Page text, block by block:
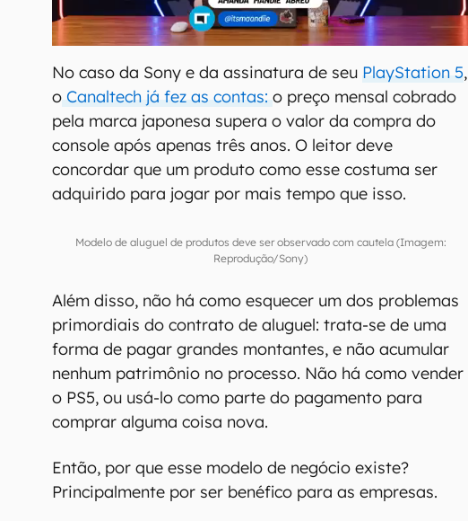
No caso da Sony e da assinatura de seu PlayStation 5,
o Canaltech já fez as contas:o preço mensal cobrado
pela marca japonesa supera o valor da compra do
console após apenas três anos. O leitor deve
concordar que um produto como esse costuma ser
adquirido para jogar por mais tempo que isso.
Modelo de aluguel de produtos deve ser observado com cautela (Imagem:
Reprodução/Sony)
Além disso, não há como esquecer um dos problemas
primordiais do contrato de aluguel: trata-se de uma
forma de pagar grandes montantes, e não acumular
nenhum patrimônio no processo. Não há como vender
o PS5, ou usá-lo como parte do pagamento para
comprar alguma coisa nova.
Então, por que esse modelo de negócio existe?
Principalmente por ser benéfico para as empresas.